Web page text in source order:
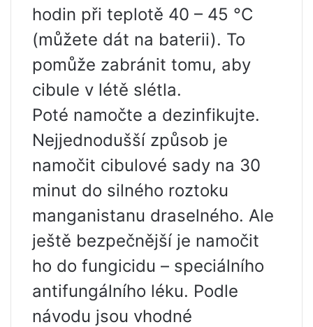
hodin při teplotě 40 – 45 °C
(můžete dát na baterii). To
pomůže zabránit tomu, aby
cibule v létě slétla.
Poté namočte a dezinfikujte.
Nejjednodušší způsob je
namočit cibulové sady na 30
minut do silného roztoku
manganistanu draselného. Ale
ještě bezpečnější je namočit
ho do fungicidu – speciálního
antifungálního léku. Podle
návodu jsou vhodné